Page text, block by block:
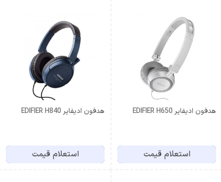
هدفون ادیفایر EDIFIER H650
استعلام قیمت
هدفون ادیفایر EDIFIER H840
استعلام قیمت